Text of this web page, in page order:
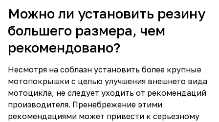
Можно ли установить резину
большего размера, чем
рекомендовано?
Несмотря на соблазн установить более крупные
мотопокрышки с целью улучшения внешнего вида
мотоцикла, не следует уходить от рекомендаций
производителя. Пренебрежение этими
рекомендациями может привести к серьезному